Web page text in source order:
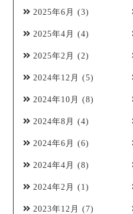
2025年6月 (3)
2025年4月 (4)
2025年2月 (2)
2024年12月 (5)
2024年10月 (8)
2024年8月 (4)
2024年6月 (6)
2024年4月 (8)
2024年2月 (1)
2023年12月 (7)